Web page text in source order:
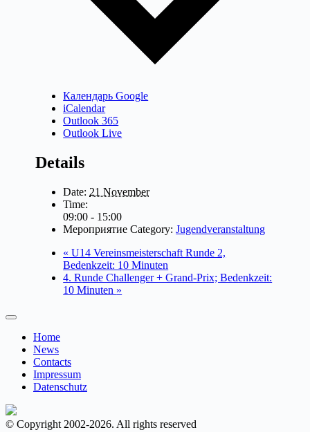
Календарь Google
iCalendar
Outlook 365
Outlook Live
Details
Date: 21 November
Time:
09:00 - 15:00
Мероприятие Category: Jugendveranstaltung
« U14 Vereinsmeisterschaft Runde 2,
Bedenkzeit: 10 Minuten
4. Runde Challenger + Grand-Prix; Bedenkzeit:
10 Minuten »
Home
News
Contacts
Impressum
Datenschutz
© Copyright 2002-2026. All rights reserved